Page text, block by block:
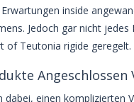
inside
Jedoch gar nicht
of Teutonia rigide geregelt.
Angeschlossen
dabei, einen